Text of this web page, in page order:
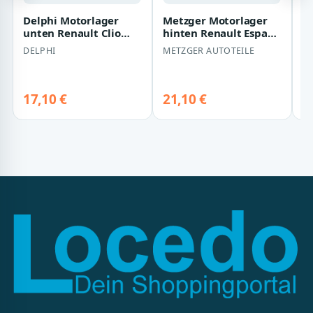
Delphi Motorlager
unten Renault Clio
Espace Laguna Vel
DELPHI
17,10 €
Metzger Motorlager
hinten Renault Espace
Laguna Vel
METZGER AUTOTEILE
21,10 €